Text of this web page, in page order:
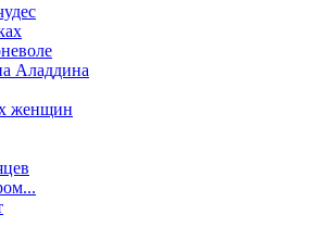
Аладдина
женщин